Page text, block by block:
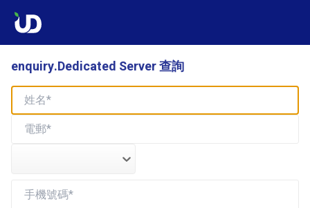
enquiry.Dedicated Server 查詢